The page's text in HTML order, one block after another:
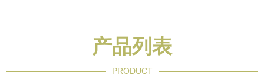
产品列表
PRODUCT